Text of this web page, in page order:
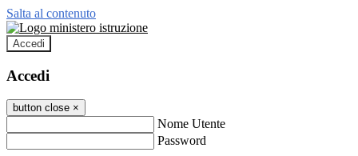
Salta al contenuto
Accedi
Accedi
button close ×
Nome Utente
Password